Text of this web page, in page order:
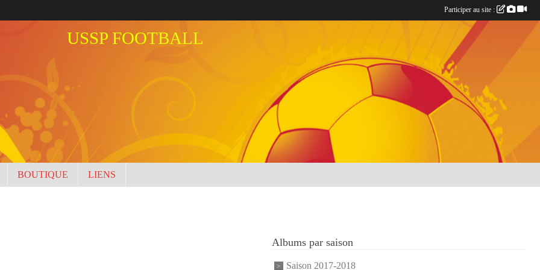
USSP FOOTBALL
BOUTIQUE LIENS
Albums par saison
Saison 2017-2018
Participer au site :